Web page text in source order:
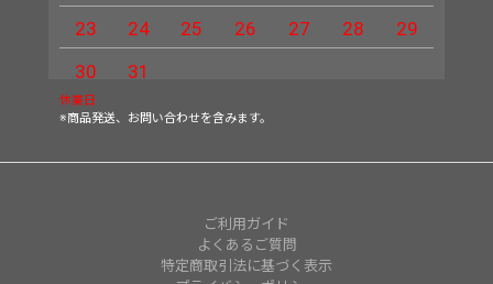
23
24 25 26 27 28
29
30
31
休業日
※商品発送、お問い合わせを含みます。
ご利用ガイド
よくあるご質問
特定商取引法に基づく表示